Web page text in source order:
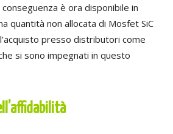
è ora disponibile in
quantità non allocata di Mosfet SiC
presso distributori come
si sono impegnati in questo